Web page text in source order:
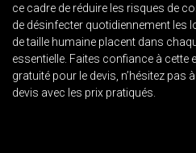
ce cadre de réduire les risques de
de désinfecter quotidiennement les
de taille humaine placent dans
essentielle. Faites confiance à cette
gratuité pour le devis, n’hésitez pas
devis avec les prix pratiqués.